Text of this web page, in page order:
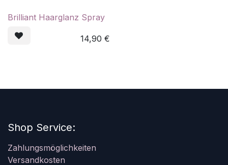
Brilliant Haarglanz Spray
14,90 €
Shop Service:
Zahlungsmöglichkeiten
Versandkosten